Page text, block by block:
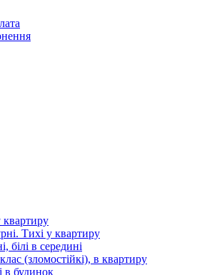
Тихі у квартиру
білі в середині
(зломостійкі), в квартиру
в будинок